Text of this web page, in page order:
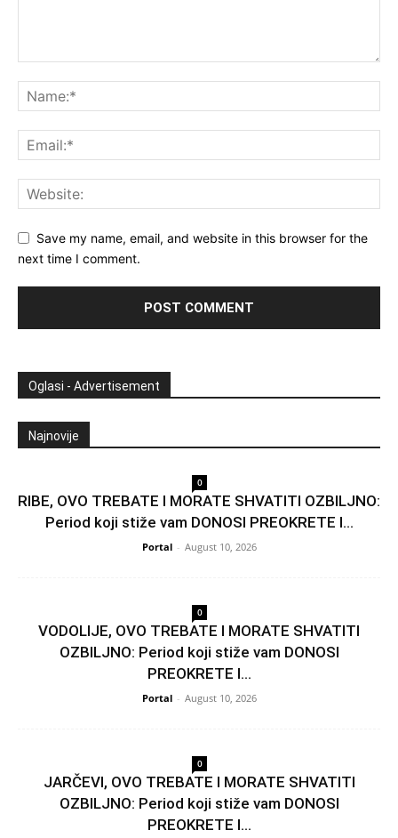
Save my name, email, and website in this browser for the
next time I comment.
Oglasi - Advertisement
Najnovije
0
RIBE, OVO TREBATE I MORATE SHVATITI OZBILJNO:
Period koji stiže vam DONOSI PREOKRETE I...
Portal - August 10, 2026
0
VODOLIJE, OVO TREBATE I MORATE SHVATITI
OZBILJNO: Period koji stiže vam DONOSI
PREOKRETE I...
Portal - August 10, 2026
0
JARČEVI, OVO TREBATE I MORATE SHVATITI
OZBILJNO: Period koji stiže vam DONOSI
PREOKRETE I...